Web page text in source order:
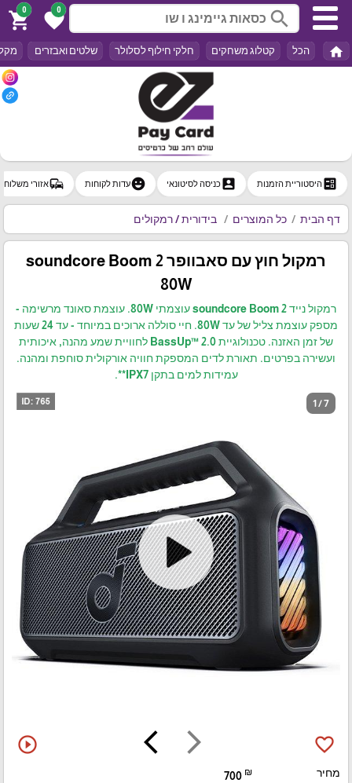
search
0
favorite
0
shopping_cart
home הכל קטלוג משחקים חלקי חילוף לסלולר שלטים ואבזרים
ballot היסטוריית הזמנות account_boxכניסה לסיטונאי emoji_emotionsעדות לקוחות commuteאזורי משלוח
דף הבית כל המוצרים בידורית / רמקולים
רמקול חוץ עם סאבוופר soundcore Boom 2
80W
רמקול נייד soundcore Boom 2 עוצמתי 80W. עוצמת סאונד מרשימה -
מספק עוצמת צליל של עד 80W. חיי סוללה ארוכים במיוחד - עד 24 שעות
של זמן האזנה. טכנולוגיית BassUp™ 2.0 לחוויית שמע מהנה, איכותית
ועשירה בפרטים. תאורת לדים המספקת חוויה אורקולית סוחפת ומהנה.
עמידות למים בתקן IPX7**.
1 / 7
arrow_forward_ios
arrow_back_ios favorite_border
play_circle_outline
מחיר 700 ₪